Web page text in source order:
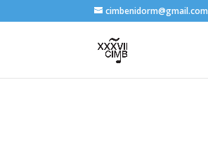
cimbenidorm@gmail.com